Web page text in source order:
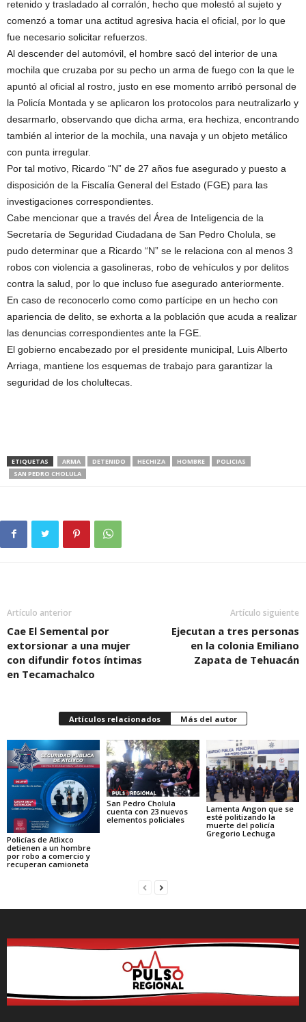
retenido y trasladado al corralón, hecho que molestó al sujeto y
comenzó a tomar una actitud agresiva hacia el oficial, por lo que
fue necesario solicitar refuerzos.
Al descender del automóvil, el hombre sacó del interior de una
mochila que cruzaba por su pecho un arma de fuego con la que le
apuntó al oficial al rostro, justo en ese momento arribó personal de
la Policía Montada y se aplicaron los protocolos para neutralizarlo y
desarmarlo, observando que dicha arma, era hechiza, encontrando
también al interior de la mochila, una navaja y un objeto metálico
con punta irregular.
Por tal motivo, Ricardo “N” de 27 años fue asegurado y puesto a
disposición de la Fiscalía General del Estado (FGE) para las
investigaciones correspondientes.
Cabe mencionar que a través del Área de Inteligencia de la
Secretaría de Seguridad Ciudadana de San Pedro Cholula, se
pudo determinar que a Ricardo “N” se le relaciona con al menos 3
robos con violencia a gasolineras, robo de vehículos y por delitos
contra la salud, por lo que incluso fue asegurado anteriormente.
En caso de reconocerlo como como partícipe en un hecho con
apariencia de delito, se exhorta a la población que acuda a realizar
las denuncias correspondientes ante la FGE.
El gobierno encabezado por el presidente municipal, Luis Alberto
Arriaga, mantiene los esquemas de trabajo para garantizar la
seguridad de los cholultecas.
ETIQUETAS ARMA DETENIDO HECHIZA HOMBRE
POLICIAS
SAN PEDRO CHOLULA
Artículo anterior
Cae El Semental por
extorsionar a una mujer
con difundir fotos íntimas
en Tecamachalco
Artículo siguiente
Ejecutan a tres personas
en la colonia Emiliano
Zapata de Tehuacán
Artículos relacionados Más del autor
Policías de Atlixco
detienen a un hombre
por robo a comercio y
recuperan camioneta
San Pedro Cholula
cuenta con 23 nuevos
elementos policiales
Lamenta Angon que se
esté politizando la
muerte del policía
Gregorio Lechuga